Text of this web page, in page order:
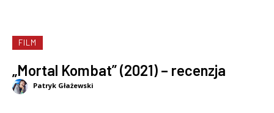
FILM
„Mortal Kombat” (2021) – recenzja
Patryk Głażewski